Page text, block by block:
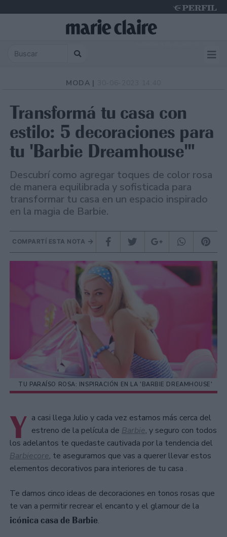
MODA |
Transformá tu casa con
estilo: 5 decoraciones para
tu 'Barbie Dreamhouse'"
Descubrí como agregar toques de color rosa
de manera equilibrada y sofisticada para
transformar tu casa en un espacio inspirado
en la magia de Barbie.
COMPARTÍ ESTA NOTA
TU PARAÍSO ROSA: INSPIRACIÓN EN LA 'BARBIE DREAMHOUSE'
Y a casi llega Julio y cada vez estamos más cerca del
estreno de la película de Barbie, y seguro con todos
los adelantos te quedaste cautivada por la tendencia del
Barbiecore, te aseguramos que vas a querer llevar estos
elementos decorativos para interiores de tu casa .
Te damos cinco ideas de decoraciones en tonos rosas que
te van a permitir recrear el encanto y el glamour de la
icónica casa de Barbie.